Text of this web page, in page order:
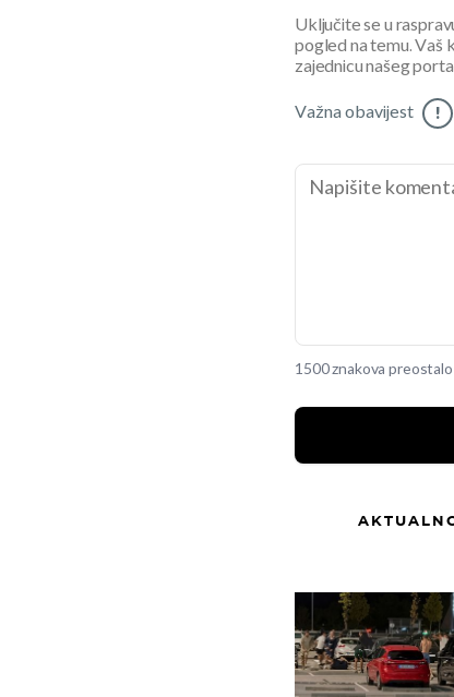
Uključite se u
pogled na temu. Vaš
zajednicu našeg
Važna obavijest !
1500 znakova preostalo